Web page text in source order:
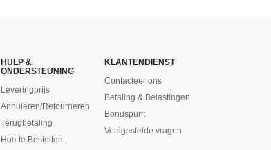
HULP &
ONDERSTEUNING
Leveringprijs
Annuleren/Retourneren
Terugbetaling
Hoe te Bestellen
KLANTENDIENST
Contacteer ons
Betaling & Belastingen
Bonuspunt
Veelgestelde vragen